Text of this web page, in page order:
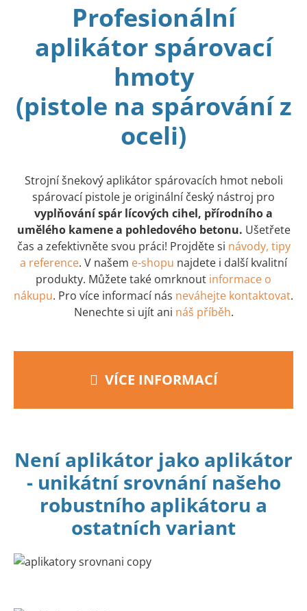
Profesionální
aplikátor spárovací
hmoty
(pistole na spárování z
oceli)
Strojní šnekový aplikátor spárovacích hmot neboli
spárovací pistole je originální český nástroj pro
vyplňování spár lícových cihel, přírodního a
umělého kamene a pohledového betonu. Ušetřete
čas a zefektivněte svou práci! Projděte si návody, tipy
a reference. V našem e-shopu najdete i další kvalitní
produkty. Můžete také omrknout informace o
nákupu. Pro více informací nás neváhejte kontaktovat.
Nenechte si ujít ani náš příběh.
VÍCE INFORMACÍ
Není aplikátor jako aplikátor
- unikátní srovnání našeho
robustního aplikátoru a
ostatních variant